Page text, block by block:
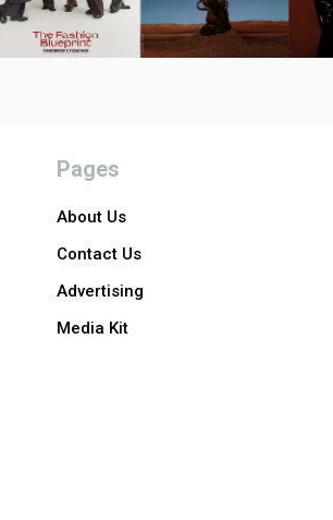
Pages
About Us
Contact Us
Advertising
Media Kit